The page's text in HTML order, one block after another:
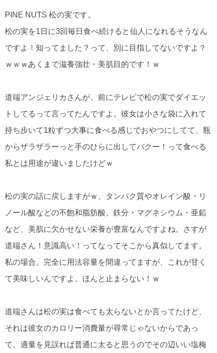
PINE NUTS 松の実です。
松の実を1日に3回毎日食べ続けると仙人になれるそうなん
ですよ！知ってました？って、別に目指してないですよ？
ｗｗｗあくまで滋養強壮・美肌目的です！ｗ
道端アンジェリカさんが、前にテレビで松の実でダイエッ
トしてるって言ってたんですよ。彼女は小さな袋に入れて
持ち歩いて1粒ずつ大事に食べる感じでおやつにしてて、瓶
からザラザラーっと手のひらに出してバクー！って食べる
私とは用途が違いましたけどｗ
松の実の話に戻しますがｗ、タンパク質やオレイン酸・リ
ノール酸などの不飽和脂肪酸、鉄分・マグネシウム・亜鉛
など、美肌に欠かせない栄養が豊富なんですよね。さすが
道端さん！意識高い！ってなってそこから真似してます。
私の場合、完全に用法容量を間違ってますが、これが甘く
て美味しいんですよ、ほんと止まらない！ｗ
道端さんは松の実は食べても太らないとか言ってたけど、
それは彼女のカロリー消費量が尋常じゃないからであっ
て、適量を見誤れば普通に太ると思うのでその辺いい塩梅